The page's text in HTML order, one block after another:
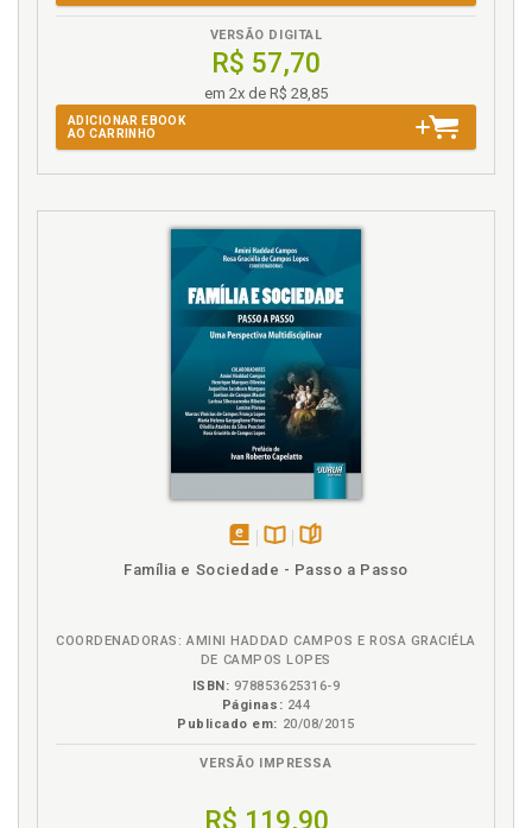
VERSÃO DIGITAL
R$ 57,70
em 2x de R$ 28,85
ADICIONAR EBOOK
AO CARRINHO
disponível
Disponível
Família e Sociedade - Passo a Passo
COORDENADORAS: AMINI HADDAD CAMPOS E ROSA GRACIÉLA
DE CAMPOS LOPES
ISBN: 978853625316-9
Páginas: 244
Publicado em: 20/08/2015
VERSÃO IMPRESSA